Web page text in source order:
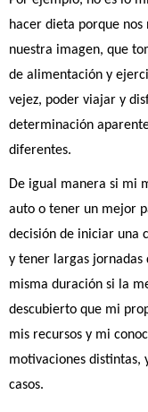
hacer dieta porque
nuestra imagen, que
de alimentación y
vejez, poder viajar y
determinación
diferentes.
De igual manera si mi
auto o tener un mejor
decisión de iniciar una
y tener largas jornadas
misma duración si la
descubierto que mi
mis recursos y mi
motivaciones distintas,
casos.